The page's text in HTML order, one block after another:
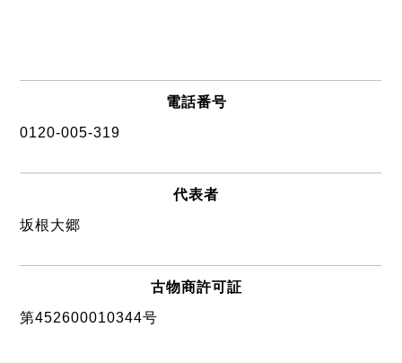
電話番号
0120-005-319
代表者
坂根大郷
古物商許可証
第452600010344号